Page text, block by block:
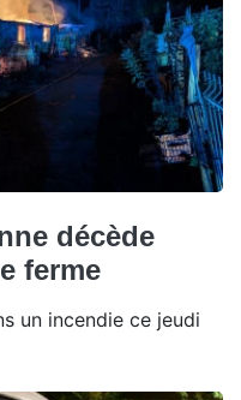
décède
ferme
un incendie ce jeudi